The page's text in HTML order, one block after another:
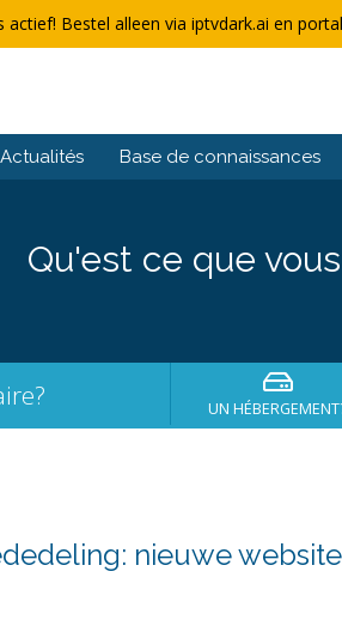
actief! Bestel alleen via iptvdark.ai en
Actualités Base de connaissances
Qu'est ce que
UN
nieuwe